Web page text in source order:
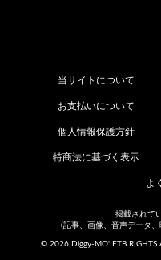
当サイトについて
お支払いについて
個人情報保護方針
特商法に基づく表示
よ
掲載されて
(記事、画像、音声データ
© 2026 Diggy-MO' ETB RIGHTS